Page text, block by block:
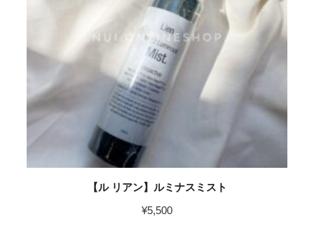
【ル リアン】ルミナスミスト
¥5,500